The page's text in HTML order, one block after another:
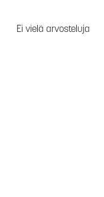
Ei vielä arvosteluja